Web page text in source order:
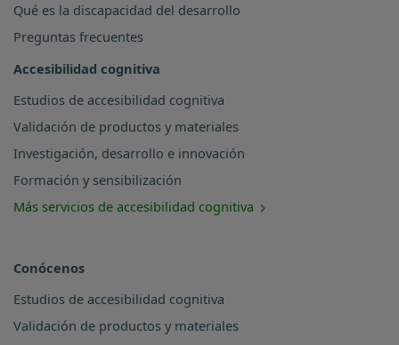
Qué es la discapacidad del desarrollo
Preguntas frecuentes
Accesibilidad cognitiva
Estudios de accesibilidad cognitiva
Validación de productos y materiales
Investigación, desarrollo e innovación
Formación y sensibilización
Más servicios de accesibilidad cognitiva
Conócenos
Estudios de accesibilidad cognitiva
Validación de productos y materiales